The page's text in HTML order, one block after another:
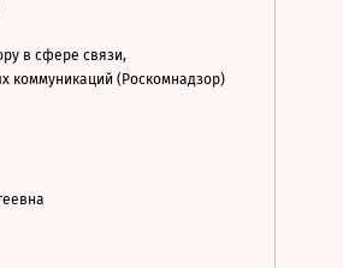
в сфере связи,
коммуникаций (Роскомнадзор)